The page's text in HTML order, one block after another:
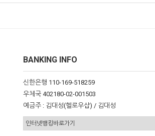
BANKING INFO
신한은행 110-169-518259
우체국 402180-02-001503
예금주 : 김대성(헬로우샵) / 김대성